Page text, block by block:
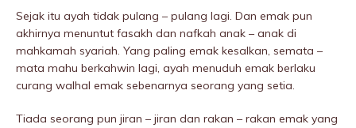
Sejak itu ayah tidak pulang – pulang lagi. Dan emak pun
akhirnya menuntut fasakh dan nafkah anak – anak di
mahkamah syariah. Yang paling emak kesalkan, semata –
mata mahu berkahwin lagi, ayah menuduh emak berlaku
curang walhal emak sebenarnya seorang yang setia.
Tiada seorang pun jiran – jiran dan rakan – rakan emak yang